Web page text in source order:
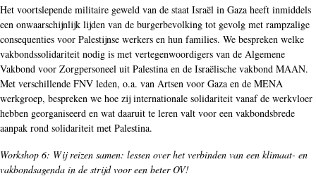
Het voortslepende militaire geweld van de staat Israël in Gaza heeft inmiddels
een onwaarschijnlijk lijden van de burgerbevolking tot gevolg met rampzalige
consequenties voor Palestijnse werkers en hun families. We bespreken welke
vakbondssolidariteit nodig is met vertegenwoordigers van de Algemene
Vakbond voor Zorgpersoneel uit Palestina en de Israëlische vakbond MAAN.
Met verschillende FNV leden, o.a. van Artsen voor Gaza en de MENA
werkgroep, bespreken we hoe zij internationale solidariteit vanaf de werkvloer
hebben georganiseerd en wat daaruit te leren valt voor een vakbondsbrede
aanpak rond solidariteit met Palestina.
Workshop 6: Wij reizen samen: lessen over het verbinden van een klimaat- en
vakbondsagenda in de strijd voor een beter OV!